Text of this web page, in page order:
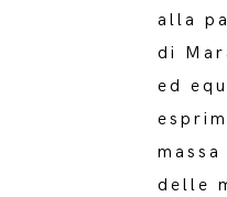
alla
di
ed
delle